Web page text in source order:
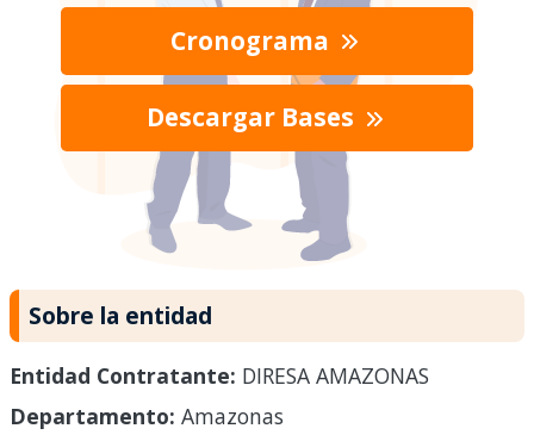
Cronograma
Descargar Bases
Sobre la entidad
Entidad Contratante: DIRESA AMAZONAS
Departamento: Amazonas